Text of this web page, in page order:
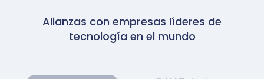
Alianzas con empresas líderes de
tecnología en el mundo